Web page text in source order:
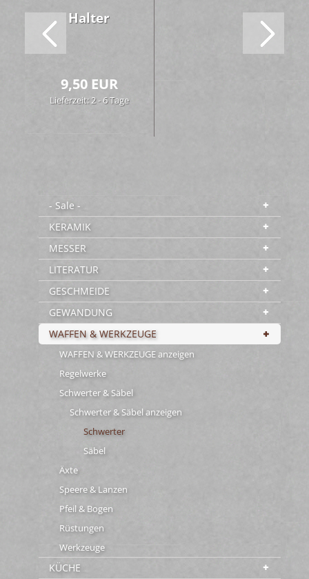
Hal­ter
9,50 EUR
Lieferzeit: 2 - 6 Tage
- Sale -
KERAMIK
MESSER
LITERATUR
GESCHMEIDE
GEWANDUNG
WAFFEN & WERKZEUGE
WAFFEN & WERKZEUGE anzeigen
Regelwerke
Schwerter & Säbel
Schwerter & Säbel anzeigen
Schwerter
Säbel
Äxte
Speere & Lanzen
Pfeil & Bogen
Rüstungen
Werkzeuge
KÜCHE